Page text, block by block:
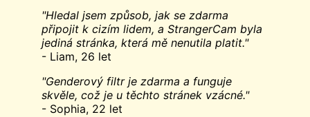
"Hledal jsem způsob, jak se zdarma
připojit k cizím lidem, a StrangerCam byla
jediná stránka, která mě nenutila platit."
- Liam, 26 let
"Genderový filtr je zdarma a funguje
skvěle, což je u těchto stránek vzácné."
- Sophia, 22 let